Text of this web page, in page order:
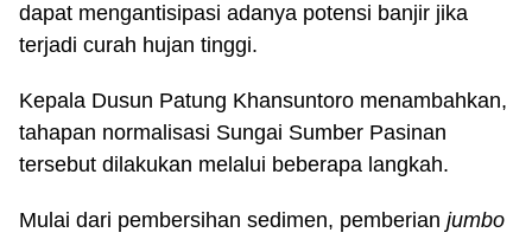
dapat mengantisipasi adanya potensi banjir jika
terjadi curah hujan tinggi.
Kepala Dusun Patung Khansuntoro menambahkan,
tahapan normalisasi Sungai Sumber Pasinan
tersebut dilakukan melalui beberapa langkah.
Mulai dari pembersihan sedimen, pemberian jumbo